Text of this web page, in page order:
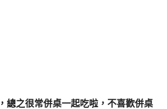
總之很常併桌一起吃啦，不喜歡併桌